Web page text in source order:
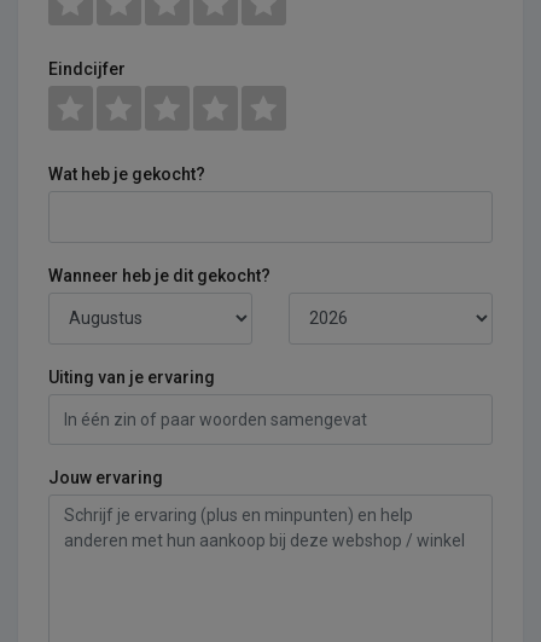
Eindcijfer
Wat heb je gekocht?
Wanneer heb je dit gekocht?
Uiting van je ervaring
Jouw ervaring